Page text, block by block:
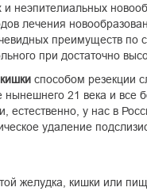
лечения
преимуществ
при достаточно
способом резекции
21 века и все
у нас в
удаление
желудка, кишки или